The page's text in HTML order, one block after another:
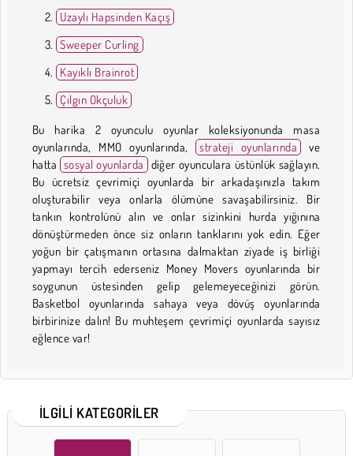
Uzaylı Hapsinden Kaçış
Sweeper Curling
Kayıklı Brainrot
Çılgın Okçuluk
Bu harika 2 oyunculu oyunlar koleksiyonunda masa
oyunlarında, MMO oyunlarında,
strateji oyunlarında
ve
hatta sosyal oyunlarda diğer oyunculara üstünlük sağlayın.
Bu ücretsiz çevrimiçi oyunlarda bir arkadaşınızla takım
oluşturabilir veya onlarla ölümüne savaşabilirsiniz. Bir
tankın kontrolünü alın ve onlar sizinkini hurda yığınına
dönüştürmeden önce siz onların tanklarını yok edin. Eğer
yoğun bir çatışmanın ortasına dalmaktan ziyade iş birliği
yapmayı tercih ederseniz Money Movers oyunlarında bir
soygunun üstesinden gelip gelemeyeceğinizi görün.
Basketbol oyunlarında sahaya veya dövüş oyunlarında
birbirinize dalın! Bu muhteşem çevrimiçi oyunlarda sayısız
eğlence var!
İLGILI KATEGORILER